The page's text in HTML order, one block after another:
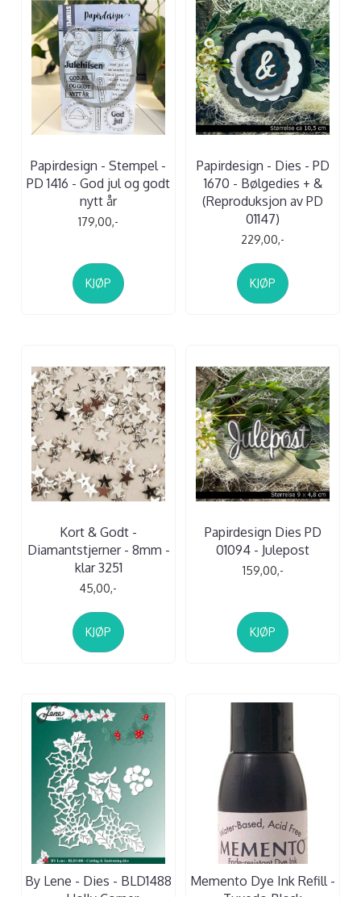
Papirdesign - Stempel -
PD 1416 - God jul og godt
nytt år
179,00,-
KJØP
Papirdesign - Dies - PD
1670 - Bølgedies + &
(Reproduksjon av PD
01147)
229,00,-
KJØP
Kort & Godt -
Diamantstjerner - 8mm -
klar 3251
45,00,-
KJØP
Papirdesign Dies PD
01094 - Julepost
159,00,-
KJØP
By Lene - Dies - BLD1488
Memento Dye Ink Refill -